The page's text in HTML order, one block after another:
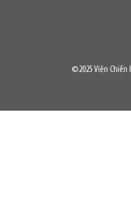
©2025 Viện Chiến